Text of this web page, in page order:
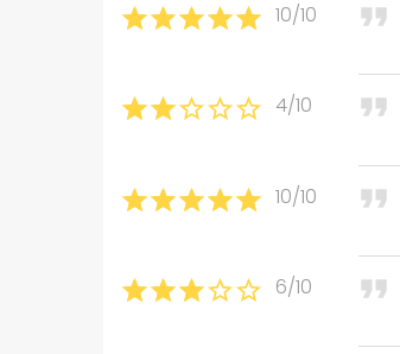
10/10
4/10
10/10
6/10